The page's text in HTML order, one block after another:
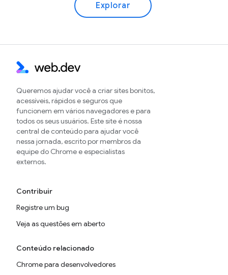
Explorar
Queremos ajudar você a criar sites bonitos,
acessíveis, rápidos e seguros que
funcionem em vários navegadores e para
todos os seus usuários. Este site é nossa
central de conteúdo para ajudar você
nessa jornada, escrito por membros da
equipe do Chrome e especialistas
externos.
Contribuir
Registre um bug
Veja as questões em aberto
Conteúdo relacionado
Chrome para desenvolvedores